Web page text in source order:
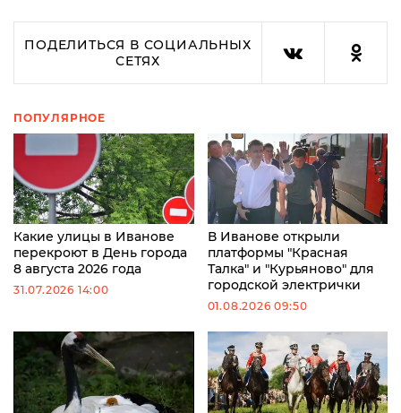
ПОДЕЛИТЬСЯ В СОЦИАЛЬНЫХ
СЕТЯХ
ПОПУЛЯРНОЕ
Какие улицы в Иванове
перекроют в День города
8 августа 2026 года
31.07.2026 14:00
В Иванове открыли
платформы "Красная
Талка" и "Курьяново" для
городской электрички
01.08.2026 09:50